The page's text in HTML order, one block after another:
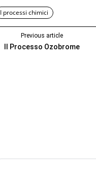
I processi chimici
Previous article
Il Processo Ozobrome